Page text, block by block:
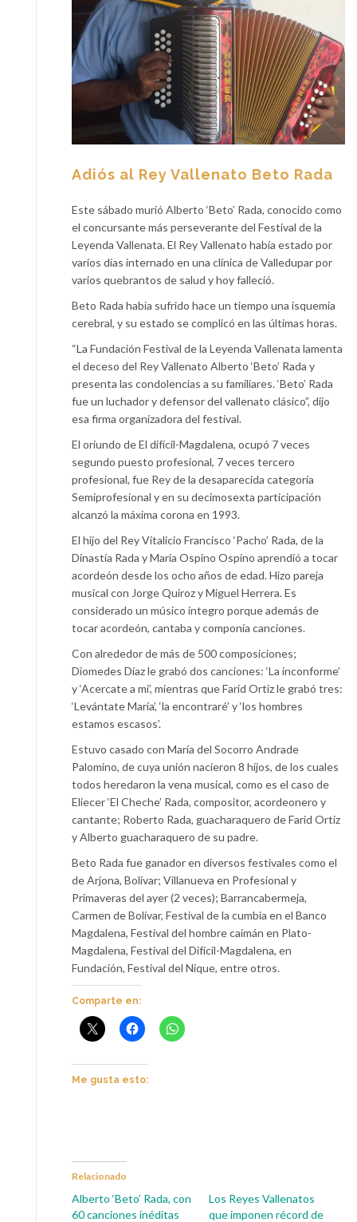
Adiós al Rey Vallenato Beto Rada
Este sábado murió Alberto ‘Beto’ Rada, conocido como
el concursante más perseverante del Festival de la
Leyenda Vallenata. El Rey Vallenato había estado por
varios días internado en una clínica de Valledupar por
varios quebrantos de salud y hoy falleció.
Beto Rada había sufrido hace un tiempo una isquemia
cerebral, y su estado se complicó en las últimas horas.
“La Fundación Festival de la Leyenda Vallenata lamenta
el deceso del Rey Vallenato Alberto ‘Beto’ Rada y
presenta las condolencias a su familiares. ‘Beto’ Rada
fue un luchador y defensor del vallenato clásico”, dijo
esa firma organizadora del festival.
El oriundo de El difícil-Magdalena, ocupó 7 veces
segundo puesto profesional, 7 veces tercero
profesional, fue Rey de la desaparecida categoría
Semiprofesional y en su decimosexta participación
alcanzó la máxima corona en 1993.
El hijo del Rey Vitalicio Francisco ‘Pacho’ Rada, de la
Dinastía Rada y María Ospino Ospino aprendió a tocar
acordeón desde los ocho años de edad. Hizo pareja
musical con Jorge Quiroz y Miguel Herrera. Es
considerado un músico íntegro porque además de
tocar acordeón, cantaba y componía canciones.
Con alrededor de más de 500 composiciones;
Diomedes Díaz le grabó dos canciones: ‘La inconforme’
y ‘Acercate a mi’, mientras que Farid Ortiz le grabó tres:
‘Levántate María’, ‘la encontraré’ y ‘los hombres
estamos escasos’.
Estuvo casado con María del Socorro Andrade
Palomino, de cuya unión nacieron 8 hijos, de los cuales
todos heredaron la vena musical, como es el caso de
Eliecer ‘El Cheche’ Rada, compositor, acordeonero y
cantante; Roberto Rada, guacharaquero de Farid Ortiz
y Alberto guacharaquero de su padre.
Beto Rada fue ganador en diversos festivales como el
de Arjona, Bolívar; Villanueva en Profesional y
Primaveras del ayer (2 veces); Barrancabermeja,
Carmen de Bolívar, Festival de la cumbia en el Banco
Magdalena, Festival del hombre caimán en Plato-
Magdalena, Festival del Difícil-Magdalena, en
Fundación, Festival del Nique, entre otros.
Comparte en:
Me gusta esto:
Relacionado
Alberto ‘Beto’ Rada, con
60 canciones inéditas
Los Reyes Vallenatos
que imponen récord de